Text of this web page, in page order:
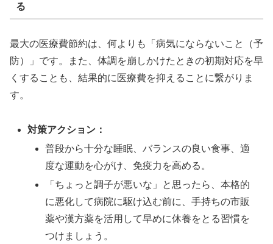
る
最大の医療費節約は、何よりも「病気にならないこと（予
防）」です。また、体調を崩しかけたときの初期対応を早
くすることも、結果的に医療費を抑えることに繋がりま
す。
対策アクション：
普段から十分な睡眠、バランスの良い食事、適
度な運動を心がけ、免疫力を高める。
「ちょっと調子が悪いな」と思ったら、本格的
に悪化して病院に駆け込む前に、手持ちの市販
薬や漢方薬を活用して早めに休養をとる習慣を
つけましょう。